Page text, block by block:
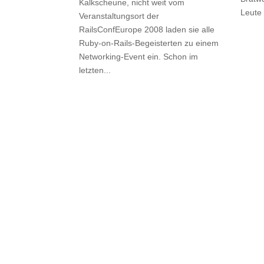
Kalkscheune, nicht weit vom
Veranstaltungsort der
RailsConfEurope 2008 laden sie alle
Ruby-on-Rails-Begeisterten zu einem
Networking-Event ein. Schon im
letzten...
Leute